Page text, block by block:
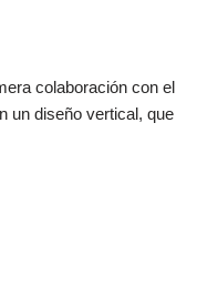
colaboración con el
un diseño vertical, que